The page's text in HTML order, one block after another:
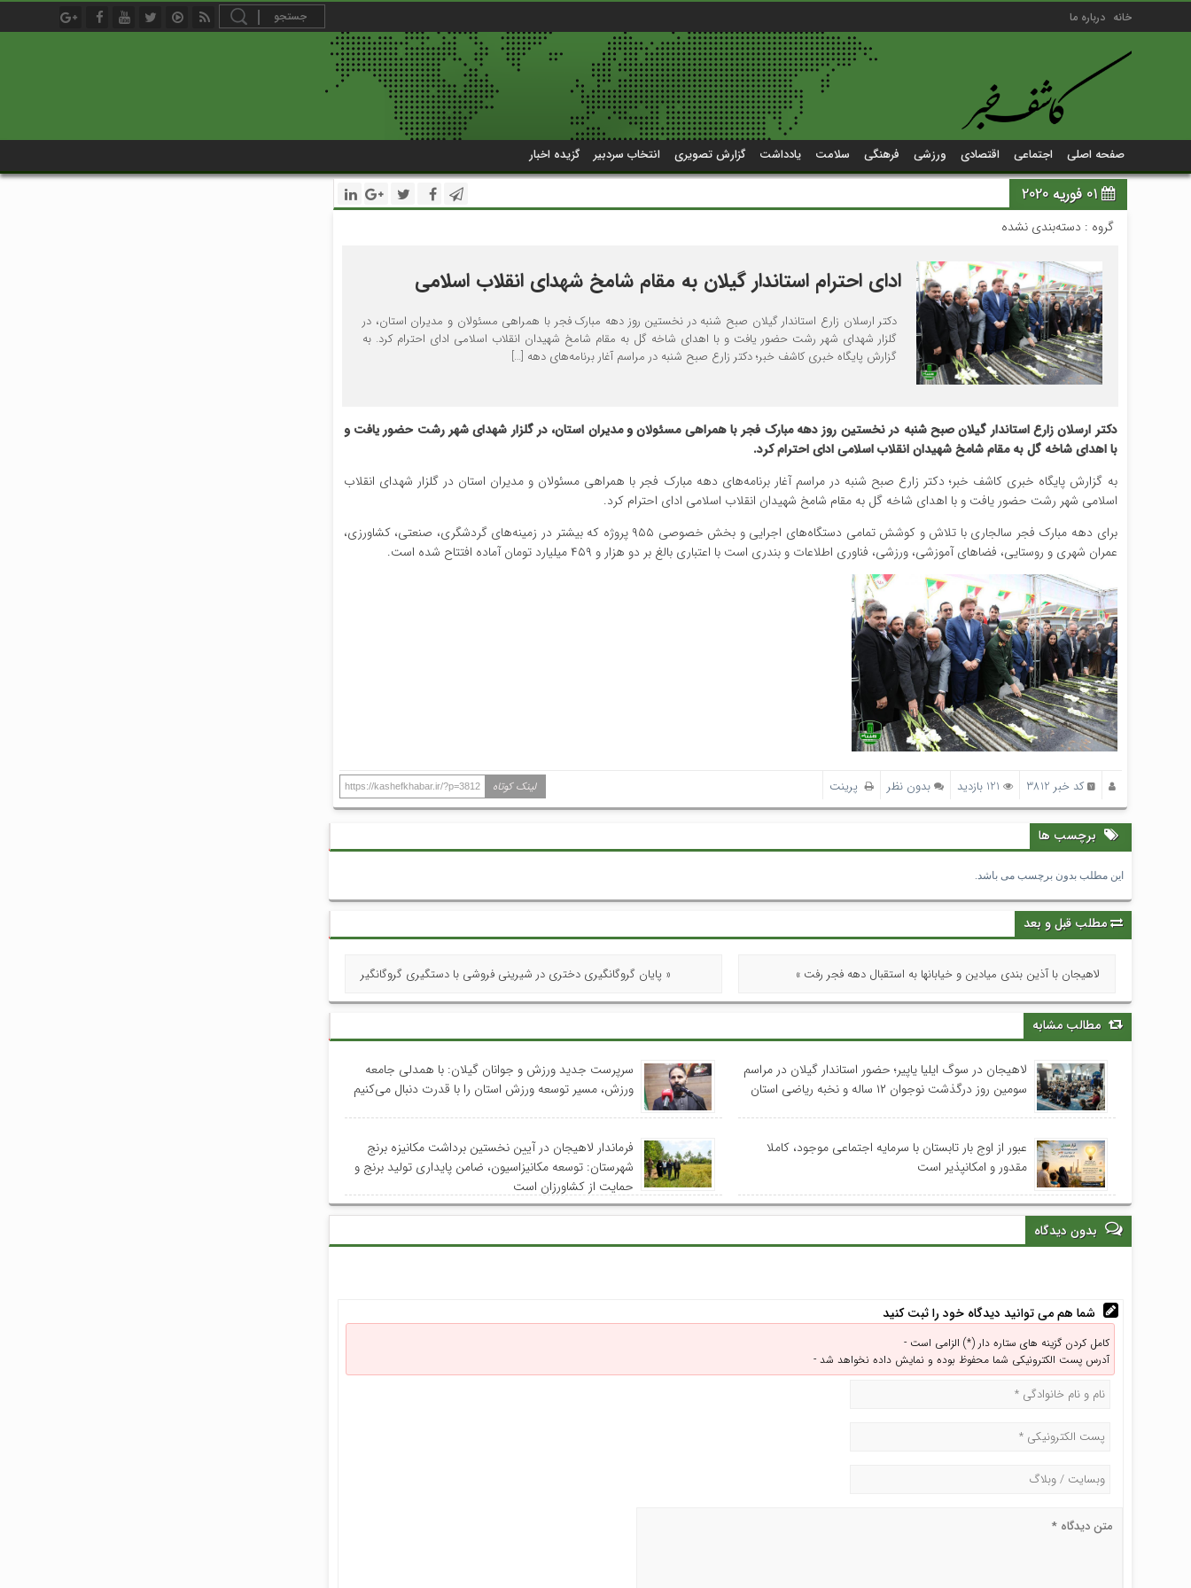
خانه درباره ما
صفحه اصلی اجتماعی اقتصادی ورزشی فرهنگی سلامت یادداشت گزارش تصویری انتخاب سردبیر گزیده اخبار
01 فوریه 2020
گروه : دسته‌بندی نشده
ادای احترام استاندار گیلان به مقام شامخ شهدای انقلاب اسلامی
دکتر ارسلان زارع استاندار گیلان صبح شنبه در نخستین روز دهه مبارک فجر با همراهی مسئولان و مدیران استان، در
گلزار شهدای شهر رشت حضور یافت و با اهدای شاخه گل به مقام شامخ شهیدان انقلاب اسلامی ادای احترام کرد. به
گزارش پایگاه خبری کاشف خبر؛ دکتر زارع صبح شنبه در مراسم آغار برنامه‌های دهه […]
دکتر ارسلان زارع استاندار گیلان صبح شنبه در نخستین روز دهه مبارک فجر با همراهی مسئولان و مدیران استان، در گلزار شهدای شهر رشت حضور یافت و
با اهدای شاخه گل به مقام شامخ شهیدان انقلاب اسلامی ادای احترام کرد.
به گزارش پایگاه خبری کاشف خبر؛ دکتر زارع صبح شنبه در مراسم آغار برنامه‌های دهه مبارک فجر با همراهی مسئولان و مدیران استان در گلزار شهدای انقلاب
اسلامی شهر رشت حضور یافت و با اهدای شاخه گل به مقام شامخ شهیدان انقلاب اسلامی ادای احترام کرد.
برای دهه مبارک فجر سالجاری با تلاش و کوشش تمامی دستگاه‌های اجرایی و بخش خصوصی ۹۵۵ پروژه که بیشتر در زمینه‌های گردشگری، صنعتی، کشاورزی،
عمران شهری و روستایی، فضاهای آموزشی، ورزشی، فناوری اطلاعات و بندری است با اعتباری بالغ بر دو هزار و ۴۵۹ میلیارد تومان آماده افتتاح شده است.
کد خبر 3812 بدون نظر پرینت لینک کوتاه https://kashefkhabar.ir/?p=3812
برچسب ها
این مطلب بدون برچسب می باشد.
مطلب قبل و بعد
لاهیجان با آذین بندی میادین و خیابانها به استقبال دهه فجر رفت » « پایان گروگانگیری دختری در شیرینی فروشی با دستگیری گروگانگیر
مطالب مشابه
لاهیجان در سوگ ایلیا یاپیر؛ حضور استاندار گیلان در مراسم
سومین روز درگذشت نوجوان ۱۲ ساله و نخبه ریاضی استان
سرپرست جدید ورزش و جوانان گیلان: با همدلی جامعه
ورزش، مسیر توسعه ورزش استان را با قدرت دنبال می‌کنیم
عبور از اوج بار تابستان با سرمایه اجتماعی موجود، کاملا
مقدور و امکانپذیر است
فرماندار لاهیجان در آیین نخستین برداشت مکانیزه برنج
شهرستان: توسعه مکانیزاسیون، ضامن پایداری تولید برنج و
حمایت از کشاورزان است
بدون دیدگاه
شما هم می توانید دیدگاه خود را ثبت کنید
کامل کردن گزینه های ستاره دار (*) الزامی است -
آدرس پست الکترونیکی شما محفوظ بوده و نمایش داده نخواهد شد -